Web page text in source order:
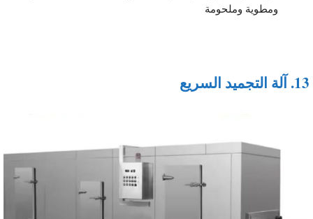
ومطوية وملحومة
13. آلة التجميد السريع